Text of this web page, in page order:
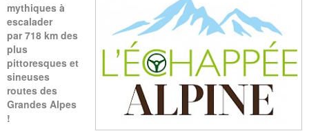
mythiques à
escalader
par 718 km des
plus
pittoresques et
sineuses
routes des
Grandes Alpes
!